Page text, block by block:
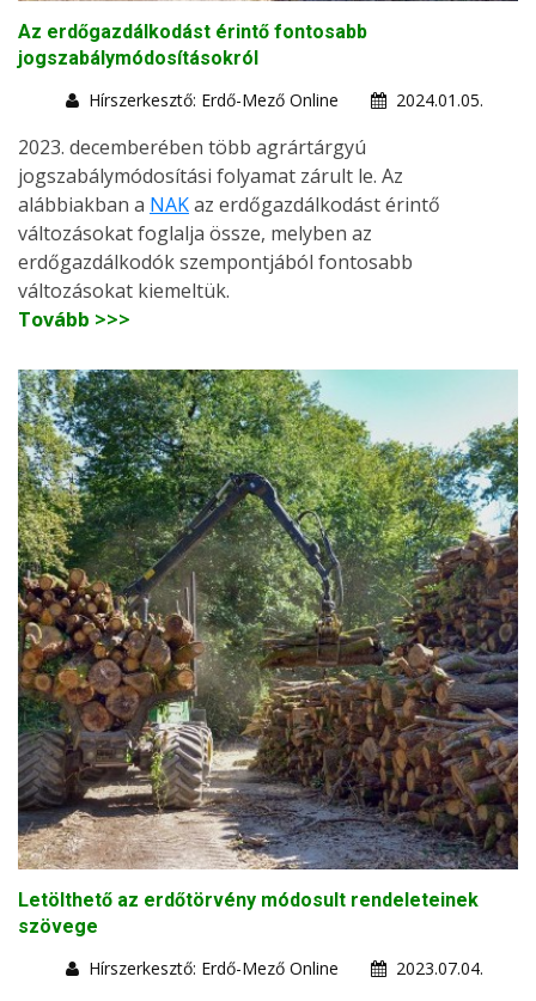
Az erdőgazdálkodást érintő fontosabb
jogszabálymódosításokról
Hírszerkesztő: Erdő-Mező Online
2024.01.05.
2023. decemberében több agrártárgyú
jogszabálymódosítási folyamat zárult le. Az
alábbiakban a NAKaz erdőgazdálkodást érintő
változásokat foglalja össze, melyben az
erdőgazdálkodók szempontjából fontosabb
változásokat kiemeltük.
Tovább >>>
Letölthető az erdőtörvény módosult rendeleteinek
szövege
Hírszerkesztő: Erdő-Mező Online
2023.07.04.